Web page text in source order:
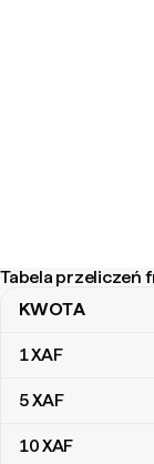
Tabela przeliczeń
Tabela przeliczeń
KWOTA
1XAF
5XAF
10XAF